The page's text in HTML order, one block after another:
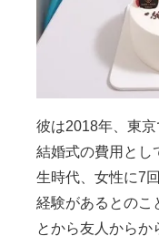
彼は2018年、東京
結婚式の費用とし
生時代、女性に7
経験があるとのこ
とから友人からか